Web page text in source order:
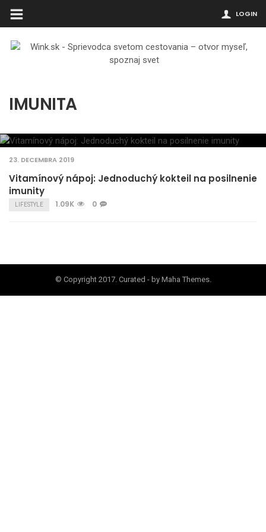
LOGIN
IMUNITA
23. DECEMBRA 2019
Vitamínový nápoj: Jednoduchý kokteil na posilnenie
imunity
LIFESTYLE 1.09K 0
© Copyright 2017. Curated - by Maha Themes.